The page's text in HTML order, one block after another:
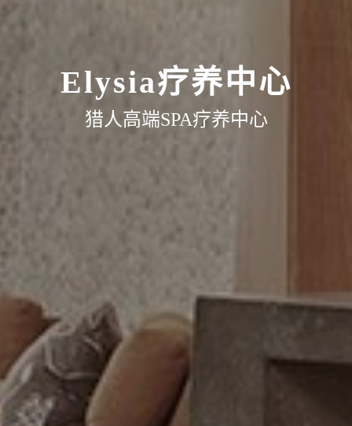
Elysia疗养中心
猎人高端SPA疗养中心